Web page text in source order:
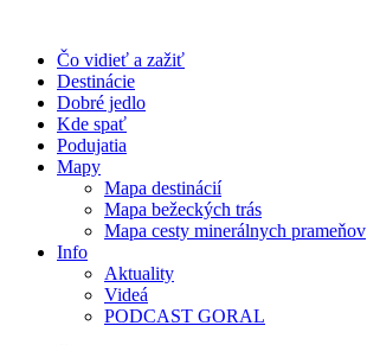
obsah
Čo vidieť a zažiť
Destinácie
Dobré jedlo
Kde spať
Podujatia
Mapy
Mapa destinácií
Mapa bežeckých trás
Mapa cesty minerálnych prameňov
Info
Aktuality
Videá
PODCAST GORAL